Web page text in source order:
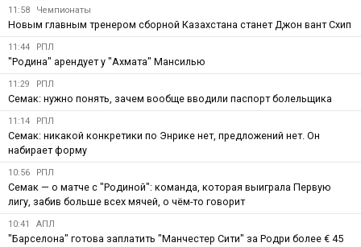
11:58 Чемпионаты
Новым главным тренером сборной Казахстана станет Джон вант Схип
11:44 РПЛ
"Родина" арендует у "Ахмата" Мансилью
11:29 РПЛ
Семак: нужно понять, зачем вообще вводили паспорт болельщика
11:14 РПЛ
Семак: никакой конкретики по Энрике нет, предложений нет. Он
набирает форму
10:56 РПЛ
Семак — о матче с "Родиной": команда, которая выиграла Первую
лигу, забив больше всех мячей, о чём-то говорит
10:41 АПЛ
"Барселона" готова заплатить "Манчестер Сити" за Родри более € 45